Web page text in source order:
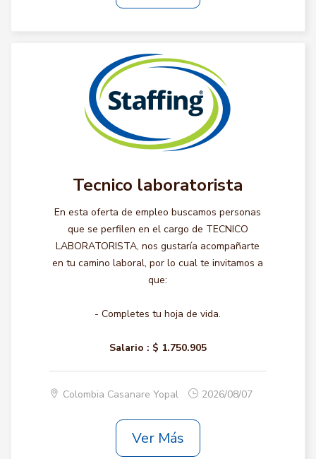
Tecnico laboratorista
En esta oferta de empleo buscamos personas
que se perfilen en el cargo de TECNICO
LABORATORISTA, nos gustaría acompañarte
en tu camino laboral, por lo cual te invitamos a
que:
- Completes tu hoja de vida.
Salario : $ 1.750.905
Colombia Casanare Yopal 2026/08/07
Ver Más